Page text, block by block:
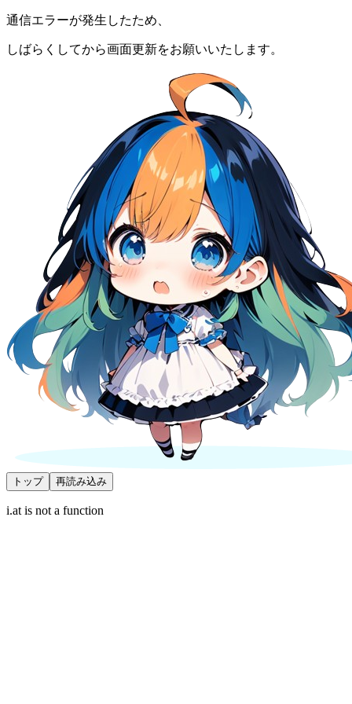
通信エラーが発生したため、
しばらくしてから画面更新をお願いいたします。
トップ 再読み込み
i.at is not a function